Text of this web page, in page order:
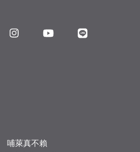
哺萊真不賴